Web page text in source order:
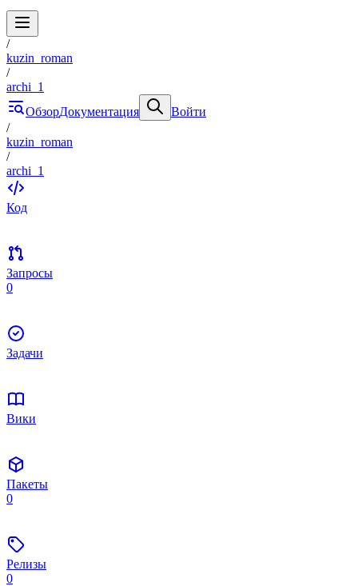
/
kuzin_roman
/
archi_1
ОбзорДокументация
Войти
/
kuzin_roman
/
archi_1
Код
Запросы
0
Задачи
Вики
Пакеты
0
Релизы
0